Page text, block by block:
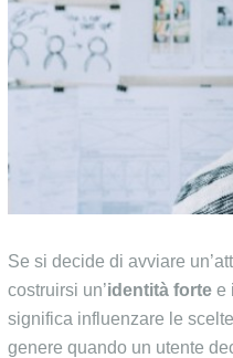
Se si decide di avviare
costruirsi un’identità forte e
significa influenzare le
genere quando un utente